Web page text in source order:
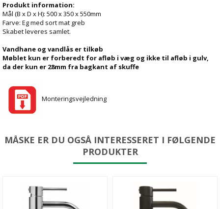
Produkt information:
Mål (B x D x H): 500 x 350 x 550mm
Farve: Eg med sort mat greb
Skabet leveres samlet.
Vandhane og vandlås er tilkøb
Møblet kun er forberedt for afløb i væg og ikke til afløb i gulv,
da der kun er 28mm fra bagkant af skuffe
Monteringsvejledning
MÅSKE ER DU OGSÅ INTERESSERET I FØLGENDE
PRODUKTER